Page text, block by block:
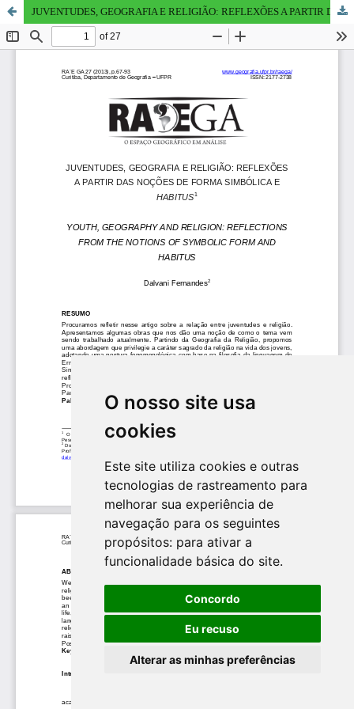
O nosso site usa
cookies
Este site utiliza cookies e outras
tecnologias de rastreamento para
melhorar sua experiência de
navegação para os seguintes
propósitos: para ativar a
funcionalidade básica do site.
Concordo
Eu recuso
Alterar as minhas preferências
JUVENTUDES, GEOGRAFIA E RELIGIÃO: REFLEXÕES A PARTIR DAS NOÇÕES DE FORMA SIMBÓLICA E HABITUS